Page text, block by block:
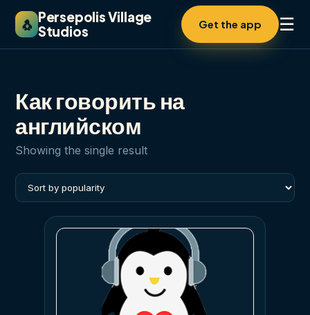
🐧 Persepolis Village
Studios
Get the app ☰
Как говорить на
английском
Showing the single result